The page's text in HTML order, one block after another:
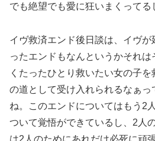
でも絶望でも愛に狂いまくってる
イヴ救済エンド後日談は、イヴ
ったエンドもなんというかそれ
くたったひとり救いたい女の子
の道として受け入れられるなぁ
ね。このエンドについてはもう2
ついて覚悟ができているし、2人
は2人のためにあれだけ必死に頑